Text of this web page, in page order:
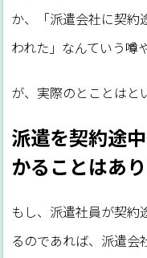
か、「派遣会社に契約
われた」なんていう噂
が、実際のとことはと
派遣を契約途
かることはあり
もし、派遣社員が契約
るのであれば、派遣会